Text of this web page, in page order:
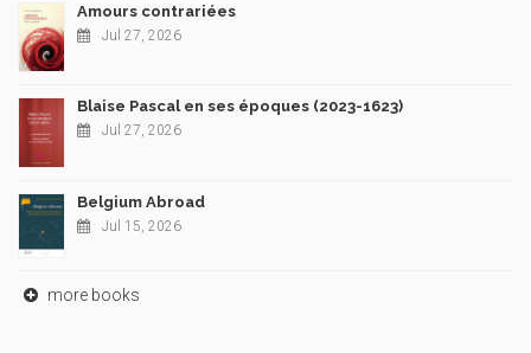
Amours contrariées
Jul 27, 2026
Blaise Pascal en ses époques (2023-1623)
Jul 27, 2026
Belgium Abroad
Jul 15, 2026
more books